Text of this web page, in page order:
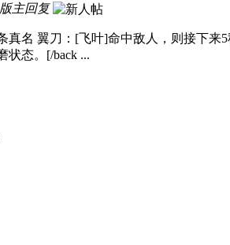
版主回复
真名 翼刀：[飞叶]命中敌人，则接下
状态。[/back ...